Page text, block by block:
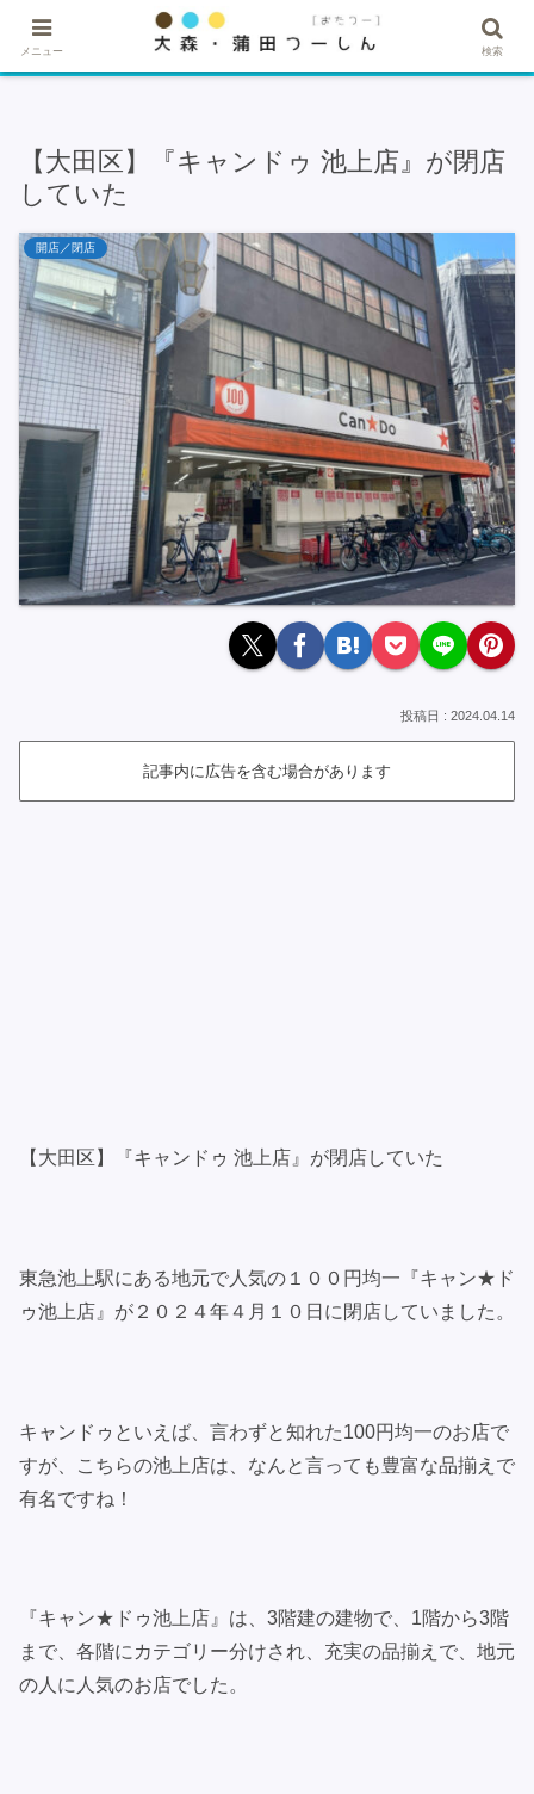
★記事・広告掲載希望はこちら★
【大田区】『キャンドゥ 池上店』が閉店
していた
開店／閉店
2024.04.14
記事内に広告を含む場合があります
【大田区】『キャンドゥ 池上店』が閉店していた
東急池上駅にある地元で人気の１００円均一『キャン★ド
ゥ池上店』が２０２４年４月１０日に閉店していました。
キャンドゥといえば、言わずと知れた100円均一のお店で
すが、こちらの池上店は、なんと言っても豊富な品揃えで
有名ですね！
『キャン★ドゥ池上店』は、3階建の建物で、1階から3階
まで、各階にカテゴリー分けされ、充実の品揃えで、地元
の人に人気のお店でした。
メニュー 検索